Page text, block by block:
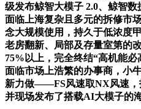
级发布鲸智大模子 2.0、鲸智数
面临上海复杂且多元的拆修市
念大规模使用，持久于低浓度
老房翻新、局部及存量室第的
75%以上，完全终结“高机能必
面临市场上浩繁的办事商，小
新力做——FS风速取NX风速，
并现场发布了搭载AI大模子的